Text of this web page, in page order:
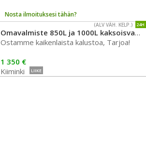
Nosta ilmoituksesi tähän?
24H
(ALV VÄH. KELP.)
Omavalmiste 850L ja 1000L kaksoisvaippa säiliöitä
Ostamme kaikenlaista kalustoa, Tarjoa!
1 350 €
Kiiminki
LIIKE